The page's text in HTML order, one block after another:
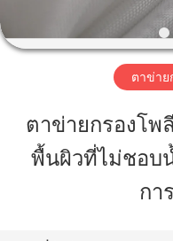
เรา
ตาข่าย
ตาข่ายกรองโพ
พื้นผิวที่ไม่ชอบ
กา